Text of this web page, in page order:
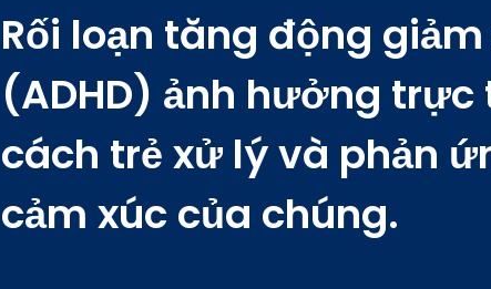
Rối loạn tăng động
(ADHD) ảnh hưởng trực
cách trẻ xử lý và phản
cảm xúc của chúng.